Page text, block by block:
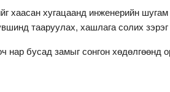
хаасан хугацаанд инженерийн
тааруулах, хашлага солих зэрэг
нар бусад замыг сонгон хөдөлгөөнд